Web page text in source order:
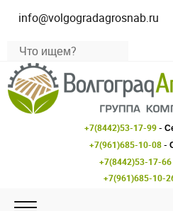
info@volgogradagrosnab.ru
+7(8442)53-17-99-
+7(961)685-10-08-
+7(8442)53-17-66
+7(961)685-10-